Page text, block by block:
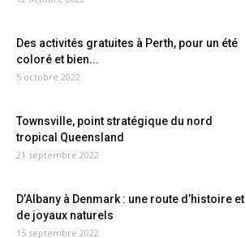
Des activités gratuites à Perth, pour un été
coloré et bien...
5 octobre 2022
Townsville, point stratégique du nord
tropical Queensland
21 septembre 2022
D’Albany à Denmark : une route d’histoire et
de joyaux naturels
15 septembre 2022